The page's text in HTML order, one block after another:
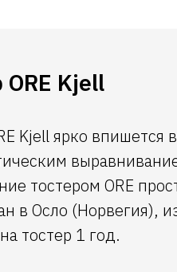
ORE Kjell
Kjell ярко впишется
тостером ORE
в Осло (Норвегия),
тостер 1 год.